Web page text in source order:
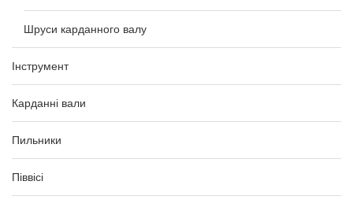
Шруси карданного валу
Інструмент
Карданні вали
Пильники
Піввісі